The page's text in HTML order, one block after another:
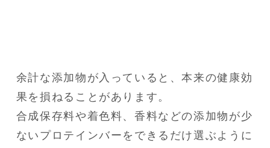
余計な添加物が入っていると、本来の健康効
果を損ねることがあります。
合成保存料や着色料、香料などの添加物が少
ないプロテインバーをできるだけ選ぶように